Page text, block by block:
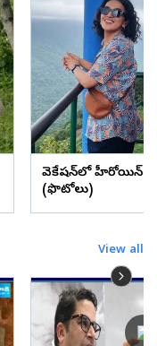
వెకేషన్‌లో హీరోయిన్
(ఫొటోలు)
View all